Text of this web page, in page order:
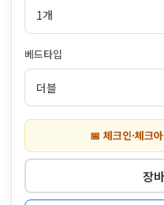
베드타입
📅 체크인·체크
장